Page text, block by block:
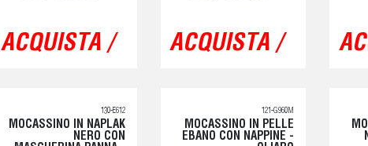
ACQUISTA / ACQUISTA /
130-E612
MOCASSINO IN NAPLAK
NERO CON
121-G960M
MOCASSINO IN PELLE
EBANO CON NAPPINE -